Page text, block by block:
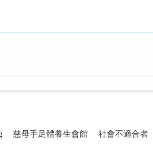
慈母手足體養生會館 社會不適合者